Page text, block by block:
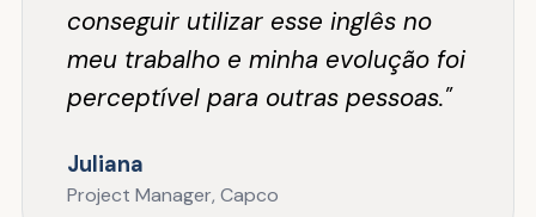
conseguir utilizar esse inglês no
meu trabalho e minha evolução foi
perceptível para outras pessoas."
Juliana
Project Manager, Capco